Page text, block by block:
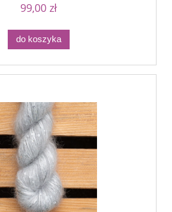
99,00 zł
do koszyka